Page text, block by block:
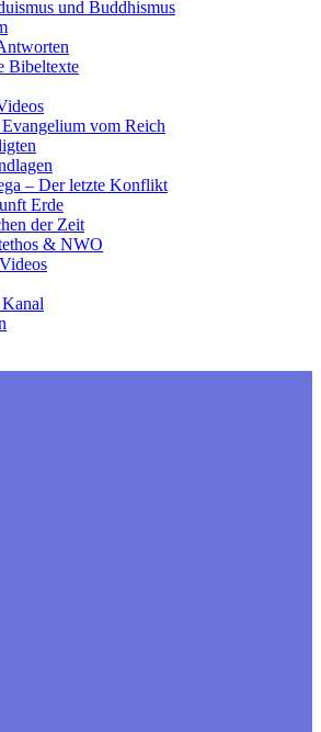
und Buddhismus
Bibeltexte
vom Reich
– Der letzte Konflikt
Erde
der Zeit
& NWO